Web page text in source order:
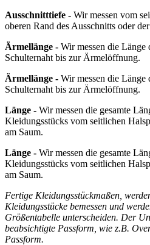
Ausschnitttiefe - Wir messen vom
oberen Rand des Ausschnitts oder
Ärmellänge - Wir messen die Länge
Schulternaht bis zur Ärmelöffnung.
Ärmellänge - Wir messen die Länge
Schulternaht bis zur Ärmelöffnung.
Länge - Wir messen die gesamte
Kleidungsstücks vom seitlichen
am Saum.
Länge - Wir messen die gesamte
Kleidungsstücks vom seitlichen
am Saum.
Fertige Kleidungsstückmaßen,
Kleidungsstücke bemessen und
Größentabelle unterscheiden. Der
beabsichtigte Passform, wie z.B.
Passform.